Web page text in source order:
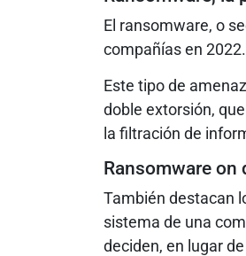
El ransomware, o
compañías en 2022.
Este tipo de
doble extorsión,
la filtración de
Ransomware on
También destacan
sistema de una
deciden, en lugar